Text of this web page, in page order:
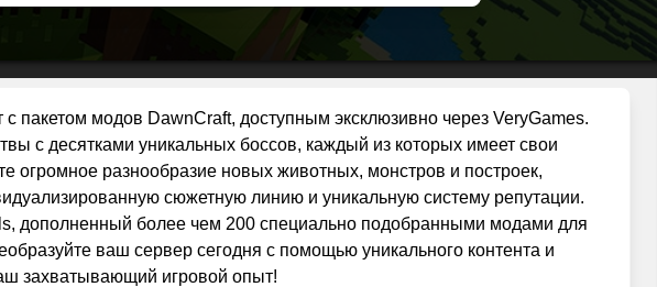
пакетом модов DawnCraft, доступным эксклюзивно через VeryGames.
с десятками уникальных боссов, каждый из которых имеет свои
огромное разнообразие новых животных, монстров и построек,
сюжетную линию и уникальную систему репутации.
дополненный более чем 200 специально подобранными модами для
ваш сервер сегодня с помощью уникального контента и
захватывающий игровой опыт!